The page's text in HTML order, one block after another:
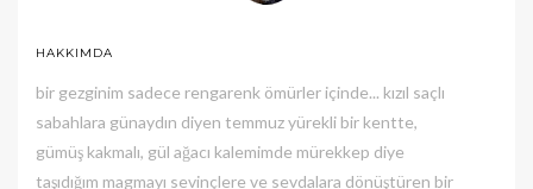
HAKKIMDA
bir gezginim sadece rengarenk ömürler içinde... kızıl saçlı
sabahlara günaydın diyen temmuz yürekli bir kentte,
gümüş kakmalı, gül ağacı kalemimde mürekkep diye
taşıdığım magmayı sevinçlere ve sevdalara dönüştüren bir